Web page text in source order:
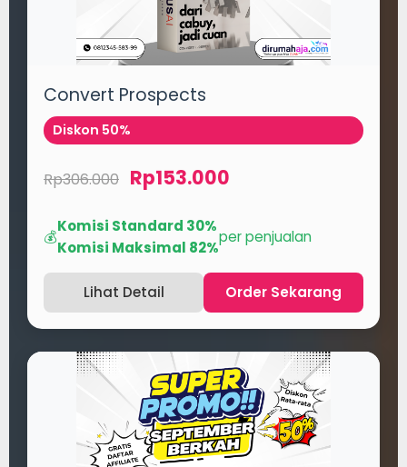
Convert Prospects
Diskon 50%
Rp306.000 Rp153.000
💰
Komisi Standard 30%
Komisi Maksimal 82%
per penjualan
Lihat Detail Order Sekarang